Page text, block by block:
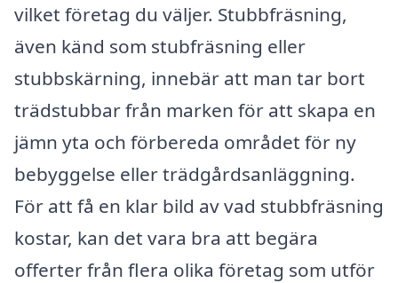
vilket företag du väljer. Stubbfräsning,
även känd som stubfräsning eller
stubbskärning, innebär att man tar bort
trädstubbar från marken för att skapa en
jämn yta och förbereda området för ny
bebyggelse eller trädgårdsanläggning.
För att få en klar bild av vad stubbfräsning
kostar, kan det vara bra att begära
offerter från flera olika företag som utför